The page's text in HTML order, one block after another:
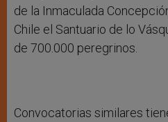
de la Inmaculada
Chile el Santuario de lo
de 700.000 peregrinos.
Convocatorias similares